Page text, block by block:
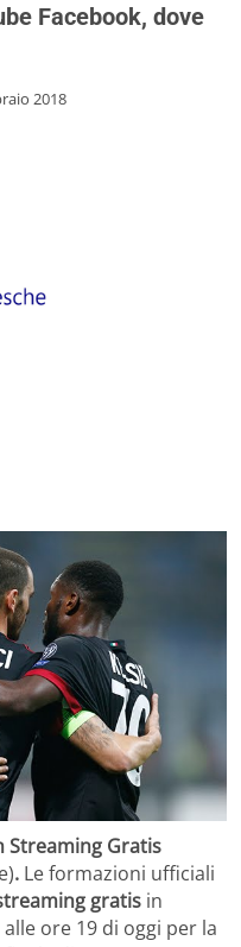
Facebook, dove
2018
Streaming Gratis
. Le formazioni ufficiali
gratis in
ore 19 di oggi per la